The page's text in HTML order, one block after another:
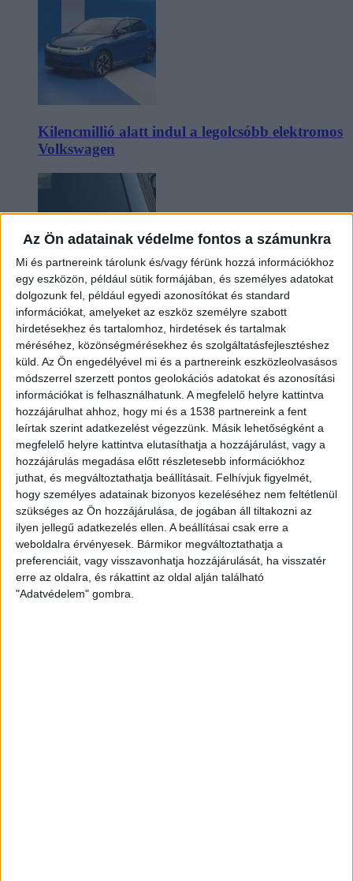
Az Ön adatainak védelme fontos a számunkra
Mi és partnereink tárolunk és/vagy férünk hozzá információkhoz
egy eszközön, például sütik formájában, és személyes adatokat
dolgozunk fel, például egyedi azonosítókat és standard
információkat, amelyeket az eszköz személyre szabott
hirdetésekhez és tartalomhoz, hirdetések és tartalmak
méréséhez, közönségmérésekhez és szolgáltatásfejlesztéshez
küld. Az Ön engedélyével mi és a partnereink eszközleolvasásos
módszerrel szerzett pontos geolokációs adatokat és azonosítási
információkat is felhasználhatunk. A megfelelő helyre kattintva
hozzájárulhat ahhoz, hogy mi és a 1538 partnereink a fent
leírtak szerint adatkezelést végezzünk. Másik lehetőségként a
megfelelő helyre kattintva elutasíthatja a hozzájárulást, vagy a
hozzájárulás megadása előtt részletesebb információkhoz
juthat, és megváltoztathatja beállításait. Felhívjuk figyelmét,
hogy személyes adatainak bizonyos kezeléséhez nem feltétlenül
szükséges az Ön hozzájárulása, de jogában áll tiltakozni az
ilyen jellegű adatkezelés ellen. A beállításai csak erre a
weboldalra érvényesek. Bármikor megváltoztathatja a
preferenciáit, vagy visszavonhatja hozzájárulását, ha visszatér
erre az oldalra, és rákattint az oldal alján található
"Adatvédelem" gombra.
Kilencmillió alatt indul a legolcsóbb elektromos
Volkswagen
Hoppon maradtak a villanyautós támogatási
program utolsó pályázói
Bővíti kínálatát a Cupra – érkezik az olcsóbb
Raval